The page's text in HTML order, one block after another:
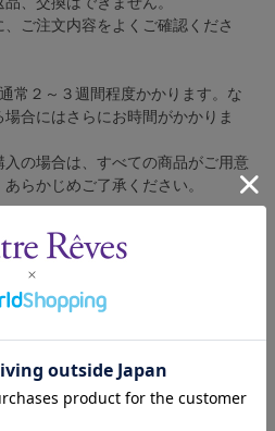
ご注文内容をよくご確認くださ
常２～３週間程度かかります。な
合にはさらにお時間がかかりま
の場合は、すべての商品がご用意
らかじめご了承ください。
はご入金確認後の製造となりま
りません。
したら、良品と交換いたしますの
ーセンターへご連絡ください。